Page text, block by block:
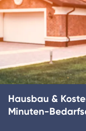
Designerhäuser
Fachwerkhäuser
Klassische Häuser
Landhäuser
Mediterrane
Hausbau &
Minuten-